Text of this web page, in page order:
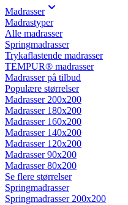
Madrasser
Madrastyper
Alle madrasser
Springmadrasser
Trykaflastende madrasser
TEMPUR® madrasser
Madrasser på tilbud
Populære størrelser
Madrasser 200x200
Madrasser 180x200
Madrasser 160x200
Madrasser 140x200
Madrasser 120x200
Madrasser 90x200
Madrasser 80x200
Se flere størrelser
Springmadrasser
Springmadrasser 200x200